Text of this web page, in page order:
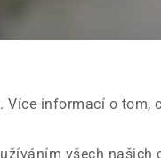
Více informací o tom,
všech našich